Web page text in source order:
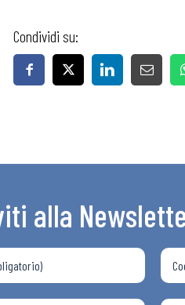
Condividi su:
alla